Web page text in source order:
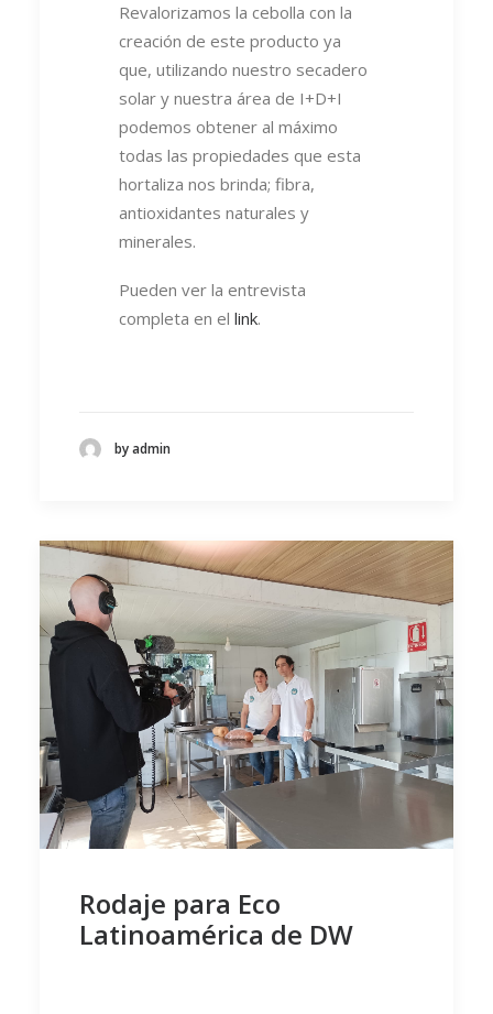
Revalorizamos la cebolla con la
creación de este producto ya
que, utilizando nuestro secadero
solar y nuestra área de I+D+I
podemos obtener al máximo
todas las propiedades que esta
hortaliza nos brinda; fibra,
antioxidantes naturales y
minerales.
Pueden ver la entrevista
completa en el link.
by admin
Rodaje para Eco
Latinoamérica de DW